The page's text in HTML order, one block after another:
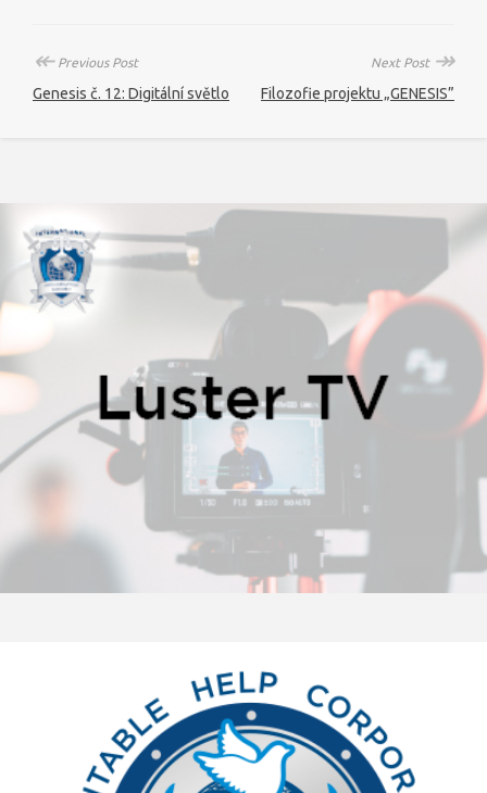
↞Previous Post
Genesis č. 12: Digitální světlo
Next Post ↠
Filozofie projektu „GENESIS”